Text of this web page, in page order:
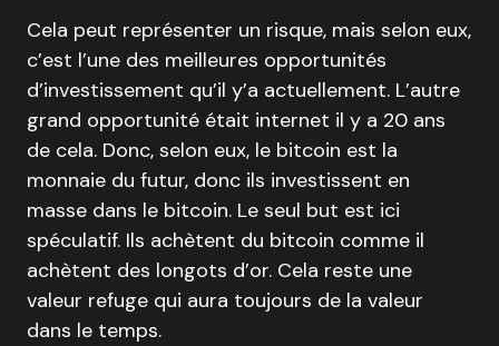
Cela peut représenter un risque, mais selon eux,
c’est l’une des meilleures opportunités
d’investissement qu’il y’a actuellement. L’autre
grand opportunité était internet il y a 20 ans
de cela. Donc, selon eux, le bitcoin est la
monnaie du futur, donc ils investissent en
masse dans le bitcoin. Le seul but est ici
spéculatif. Ils achètent du bitcoin comme il
achètent des longots d’or. Cela reste une
valeur refuge qui aura toujours de la valeur
dans le temps.